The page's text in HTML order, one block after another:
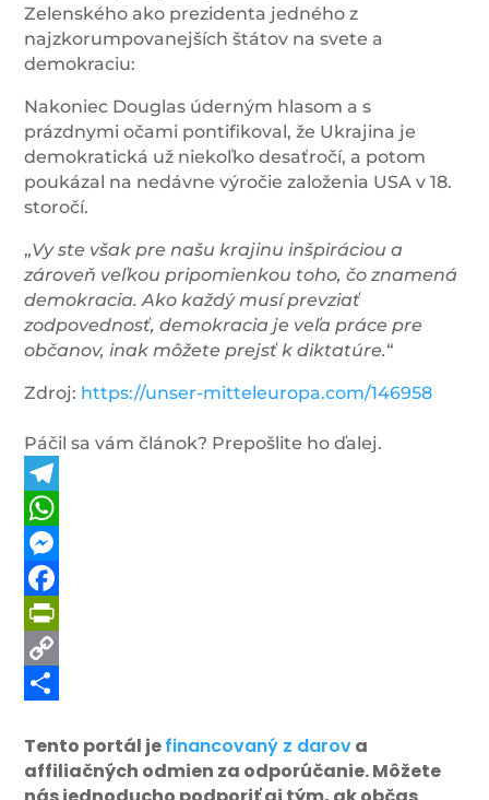
Zelenského ako prezidenta jedného z
najzkorumpovanejších štátov na svete a
demokraciu:
Nakoniec Douglas úderným hlasom a s
prázdnymi očami pontifikoval, že Ukrajina je
demokratická už niekoľko desaťročí, a potom
poukázal na nedávne výročie založenia USA v 18.
storočí.
„Vy ste však pre našu krajinu inšpiráciou a
zároveň veľkou pripomienkou toho, čo znamená
demokracia. Ako každý musí prevziať
zodpovednosť, demokracia je veľa práce pre
občanov, inak môžete prejsť k diktatúre.“
Zdroj: https://unser-mitteleuropa.com/146958
Páčil sa vám článok? Prepošlite ho ďalej.
Telegram
WhatsApp
Messenger
Facebook
PrintFriendly
Copy
Tento portál jefinancovaný z darova
affiliačných odmien za odporúčanie. Môžete